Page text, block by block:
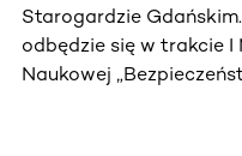
Starogardzie
odbędzie się w trakcie
Naukowej